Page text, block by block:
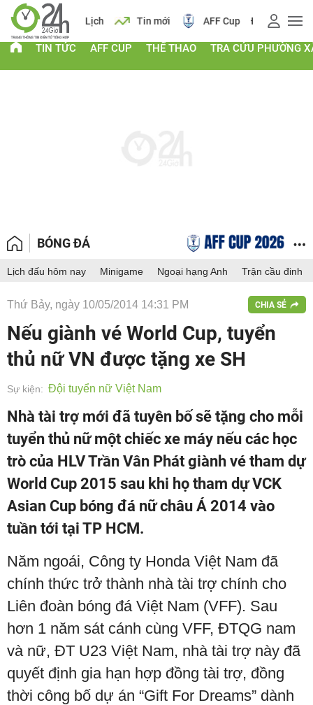
Lịch Tin mới AFF Cup Điểm chuẩn 2026
TIN TỨC AFF CUP THỂ THAO TRA CỨU PHƯỜNG
BÓNG ĐÁ
Lịch đấu hôm nay Minigame Ngoại hạng Anh Trận cầu đinh
Thứ Bảy, ngày 10/05/2014 14:31 PM CHIA SẺ
Nếu giành vé World Cup, tuyển
thủ nữ VN được tặng xe SH
Sự kiện: Đội tuyển nữ Việt Nam
Nhà tài trợ mới đã tuyên bố sẽ tặng cho mỗi
tuyển thủ nữ một chiếc xe máy nếu các học
trò của HLV Trần Vân Phát giành vé tham dự
World Cup 2015 sau khi họ tham dự VCK
Asian Cup bóng đá nữ châu Á 2014 vào
tuần tới tại TP HCM.
Năm ngoái, Công ty Honda Việt Nam đã
chính thức trở thành nhà tài trợ chính cho
Liên đoàn bóng đá Việt Nam (VFF). Sau
hơn 1 năm sát cánh cùng VFF, ĐTQG nam
và nữ, ĐT U23 Việt Nam, nhà tài trợ này đã
quyết định gia hạn hợp đồng tài trợ, đồng
thời công bố dự án “Gift For Dreams” dành